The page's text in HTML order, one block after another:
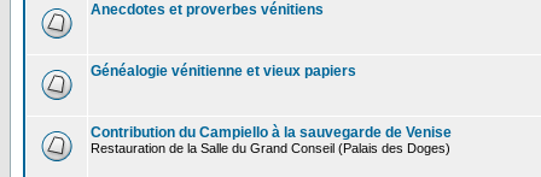
Anecdotes et proverbes vénitiens
Généalogie vénitienne et vieux papiers
Contribution du Campiello à la sauvegarde de Venise
Restauration de la Salle du Grand Conseil (Palais des Doges)